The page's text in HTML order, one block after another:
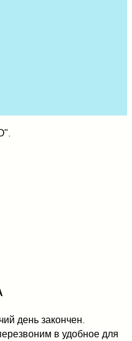
день закончен.
в удобное для